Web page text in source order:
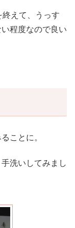
終えて、うっす
程度なので良い
ことに。
洗いしてみまし